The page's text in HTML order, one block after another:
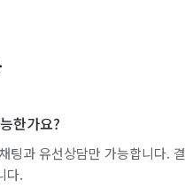
한가요?
팅과 유선상담만 가능합니다.
다.